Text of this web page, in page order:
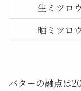
生ミツロウ
晒ミツロウ
バターの融点は